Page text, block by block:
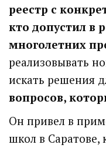
реестр с
кто допустил в
многолетних
реализовывать
искать решения
вопросов,
Он привел в
школ в Саратове,